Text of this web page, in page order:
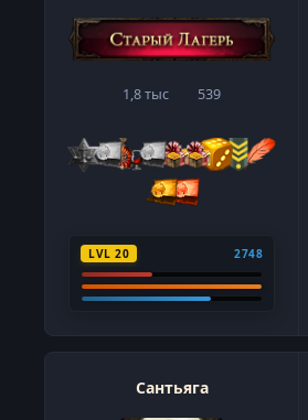
1,8 тыссообщения
539
Репутация
LVL 20 2748
Сантьяга